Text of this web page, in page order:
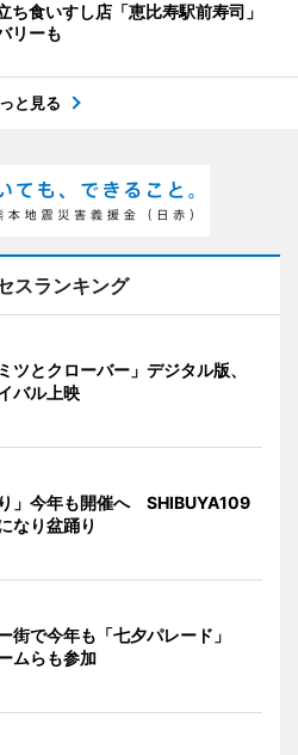
ち食いすし店「恵比寿駅前寿司」
リーも
と見る
スランキング
ツとクローバー」デジタル版、
バル上映
り」今年も開催へ SHIBUYA109
なり盆踊り
街で今年も「七夕パレード」
ムらも参加